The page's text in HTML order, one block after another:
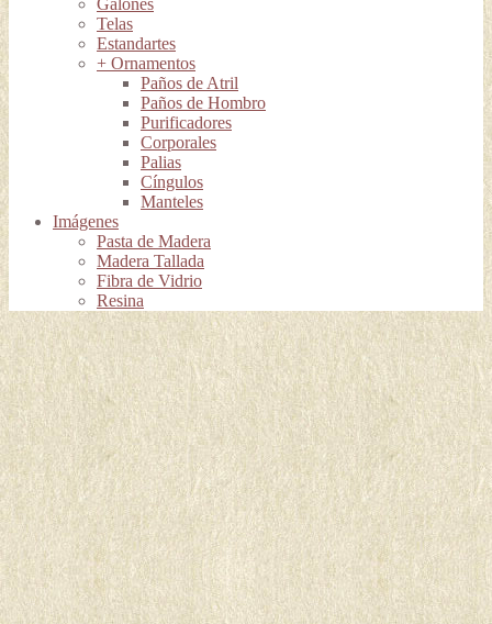
Galones
Telas
Estandartes
+ Ornamentos
Paños de Atril
Paños de Hombro
Purificadores
Corporales
Palias
Cíngulos
Manteles
Imágenes
Pasta de Madera
Madera Tallada
Fibra de Vidrio
Resina